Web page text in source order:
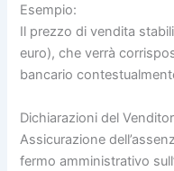
Esempio:
Il prezzo di vendita
euro), che verrà
bancario
Dichiarazioni del
Assicurazione
fermo amministrativo